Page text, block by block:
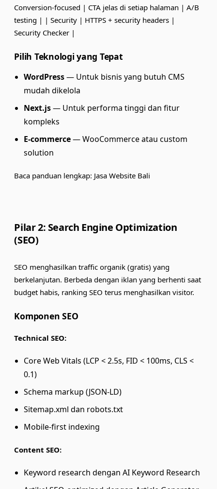
Conversion-focused | CTA jelas di setiap halaman | A/B
testing | | Security | HTTPS + security headers |
Security Checker |
Pilih Teknologi yang Tepat
WordPress— Untuk bisnis yang butuh CMS
mudah dikelola
Next.js— Untuk performa tinggi dan fitur
kompleks
E-commerce— WooCommerce atau custom
solution
Baca panduan lengkap: Jasa Website Bali
Pilar 2: Search Engine Optimization
(SEO)
SEO menghasilkan traffic organik (gratis) yang
berkelanjutan. Berbeda dengan iklan yang berhenti saat
budget habis, ranking SEO terus menghasilkan visitor.
Komponen SEO
Technical SEO:
Core Web Vitals (LCP < 2.5s, FID < 100ms, CLS <
0.1)
Schema markup (JSON-LD)
Sitemap.xml dan robots.txt
Mobile-first indexing
Content SEO:
Keyword research denganAI Keyword Research